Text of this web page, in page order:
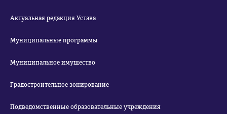
Актуальная редакция Устава
Муниципальные программы
Муниципальное имущество
Градостроительное зонирование
Подведомственные образовательные учреждения